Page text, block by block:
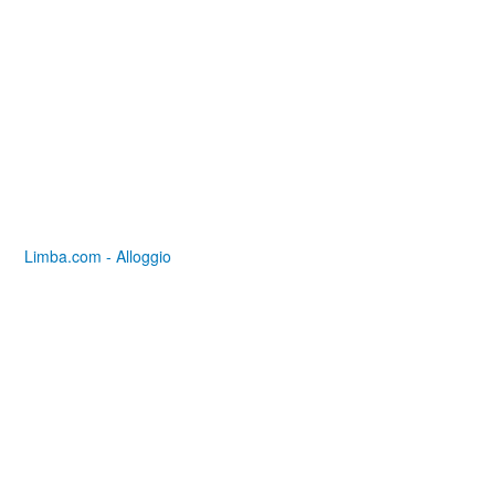
Limba.com - Alloggio